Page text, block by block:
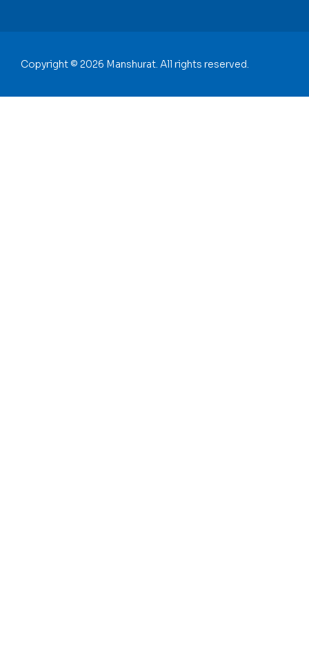
Copyright © 2026 Manshurat. All rights reserved.